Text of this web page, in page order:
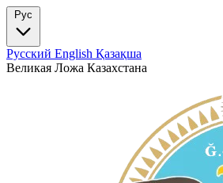
Рус
Русский English Қазақша
Великая Ложа Казахстана